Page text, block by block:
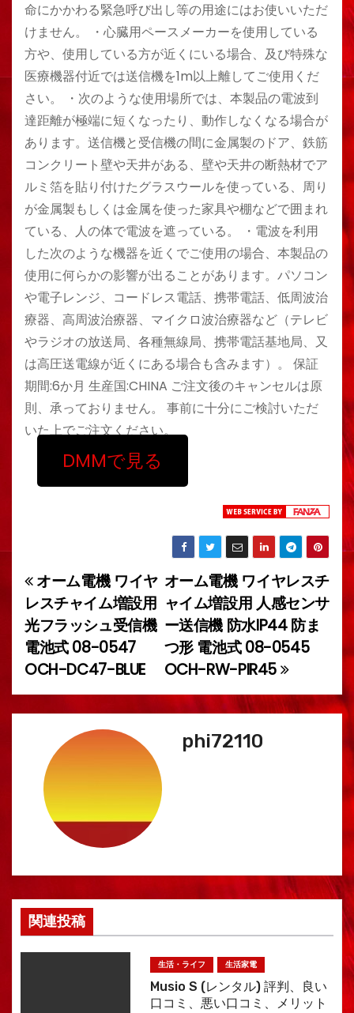
命にかかわる緊急呼び出し等の用途にはお使いいただ
けません。 ・心臓用ペースメーカーを使用している
方や、使用している方が近くにいる場合、及び特殊な
医療機器付近では送信機を1m以上離してご使用くだ
さい。 ・次のような使用場所では、本製品の電波到
達距離が極端に短くなったり、動作しなくなる場合が
あります。送信機と受信機の間に金属製のドア、鉄筋
コンクリート壁や天井がある、壁や天井の断熱材でア
ルミ箔を貼り付けたグラスウールを使っている、周り
が金属製もしくは金属を使った家具や棚などで囲まれ
ている、人の体で電波を遮っている。 ・電波を利用
した次のような機器を近くでご使用の場合、本製品の
使用に何らかの影響が出ることがあります。パソコン
や電子レンジ、コードレス電話、携帯電話、低周波治
療器、高周波治療器、マイクロ波治療器など（テレビ
やラジオの放送局、各種無線局、携帯電話基地局、又
は高圧送電線が近くにある場合も含みます）。 保証
期間:6か月 生産国:CHINA ご注文後のキャンセルは原
則、承っておりません。 事前に十分にご検討いただ
いた上でご注文ください。
DMMで見る
投
稿
ナ
ビ
ゲ
シ
ョ
オーム電機 ワイヤレスチ
ャイム増設用 人感センサ
ー送信機 防水IP44 防ま
つ形 電池式 08-0545
OCH-RW-PIR45
オーム電機 ワイヤ
レスチャイム増設用
光フラッシュ受信機
電池式 08-0547
OCH-DC47-BLUE
phi72110
関連投稿
生活・ライフ 生活家電
Musio S (レンタル) 評判、良い
口コミ、悪い口コミ、メリット